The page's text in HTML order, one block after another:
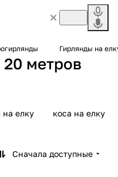
Гирлянды на
метров
на елку коса на елку
Сначала доступные